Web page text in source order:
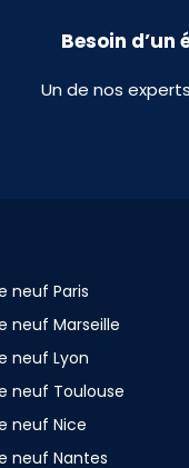
Besoin d’un
Un de nos
neuf Paris
neuf Marseille
neuf Lyon
neuf Toulouse
neuf Nice
neuf Nantes